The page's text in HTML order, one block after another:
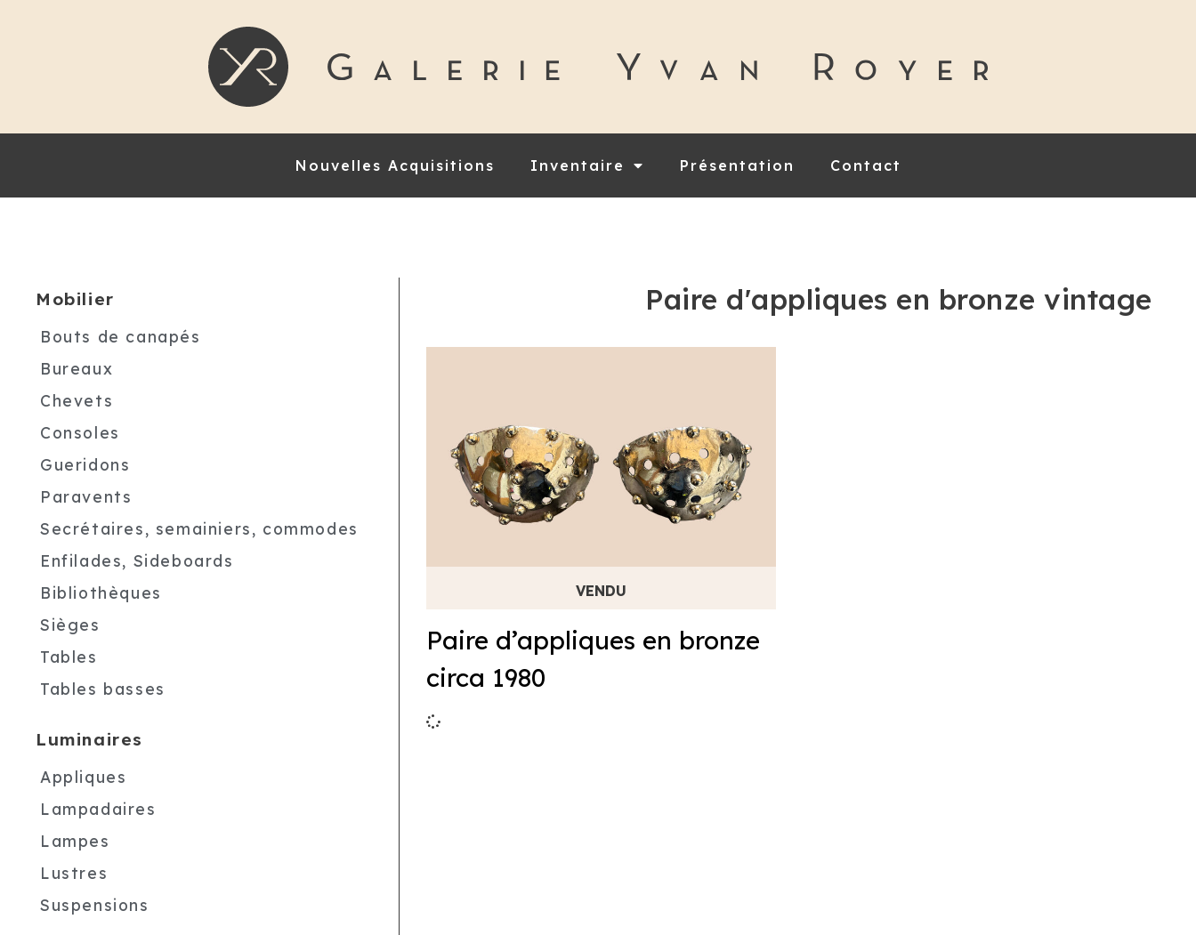
Nouvelles Acquisitions Inventaire Présentation Contact
Mobilier
Bouts de canapés
Bureaux
Chevets
Consoles
Gueridons
Paravents
Secrétaires, semainiers, commodes
Enfilades, Sideboards
Bibliothèques
Sièges
Tables
Tables basses
Luminaires
Appliques
Lampadaires
Lampes
Lustres
Suspensions
Paire d'appliques en bronze vintage
Paire d’appliques en bronze
circa 1980